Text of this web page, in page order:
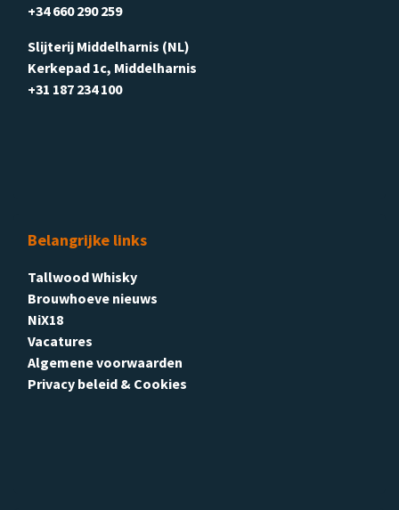
+34 660 290 259
Slijterij Middelharnis (NL)
Kerkepad 1c, Middelharnis
+31 187 234 100
Belangrijke links
Tallwood Whisky
Brouwhoeve nieuws
NiX18
Vacatures
Algemene voorwaarden
Privacy beleid & Cookies